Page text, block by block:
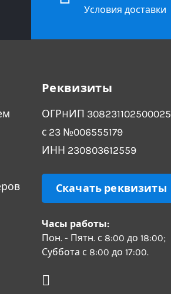
Условия доставки
Реквизиты
ОГРHИП 308231102500025
с 23 №006555179
ИНН 230803612559
Скачать реквизиты
Часы работы:
Пон. - Пятн. с 8:00 до 18:00;
Суббота с 8:00 до 17:00.